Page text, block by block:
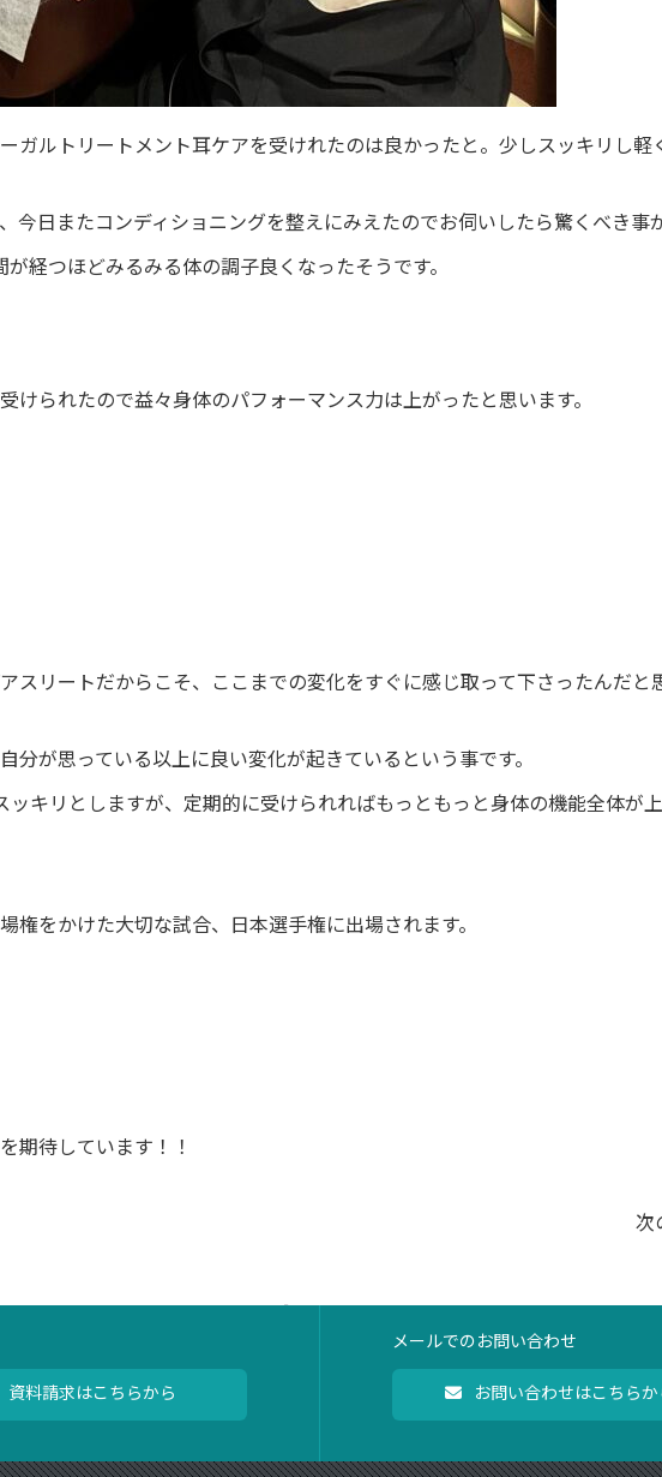
ガルトリートメント耳ケアを受けれたのは良かったと。少しスッキリし軽
今日またコンディショニングを整えにみえたのでお伺いしたら驚くべき事
経つほどみるみる体の調子良くなったそうです。
けられたので益々身体のパフォーマンス力は上がったと思います。
スリートだからこそ、ここまでの変化をすぐに感じ取って下さったんだと
分が思っている以上に良い変化が起きているという事です。
キリとしますが、定期的に受けられればもっともっと身体の機能全体が
権をかけた大切な試合、日本選手権に出場されます。
期待しています！！
次
資料請求はこちらから
メールでのお問い合わせ
お問い合わせはこちらか